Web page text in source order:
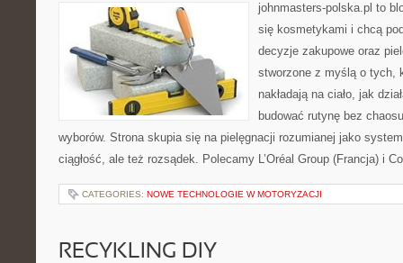
johnmasters-polska.pl to
się kosmetykami i chcą
decyzje zakupowe oraz
stworzone z myślą o tych,
nakładają na ciało, jak
budować rutynę bez
wyborów. Strona skupia się na pielęgnacji rozumianej jako
ciągłość, ale też rozsądek. Polecamy L’Oréal Group (Francja) i
CATEGORIES: NOWE TECHNOLOGIE W MOTORYZACJI
RECYKLING DIY